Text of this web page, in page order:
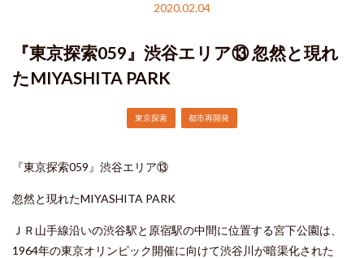
プレスリリース Press Release
2020.02.04
『東京探索059』渋谷エリア⑬ 忽然と現れ
たMIYASHITA PARK
東京探索 都市再開発
『東京探索059 』渋谷エリア⑬
忽然と現れたMIYASHITA PARK
ＪＲ山手線沿いの渋谷駅と原宿駅の中間に位置する宮下公園は、
1964年の東京オリンピック開催に向けて渋谷川が暗渠化された